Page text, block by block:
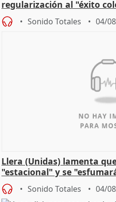
regularización al "éxito
Sonido Totales 04/
Llera (Unidas) lamenta
"estacional" y se
Sonido Totales 04/